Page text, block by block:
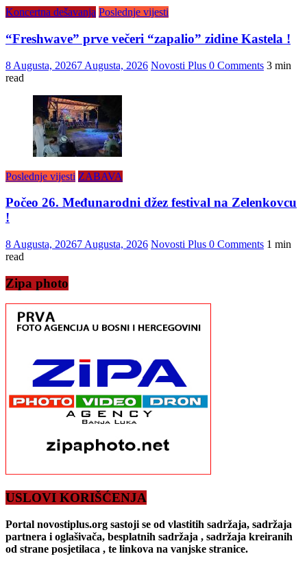
Koncertna dešavanja Poslednje vijesti
“Freshwave” prve večeri “zapalio” zidine Kastela !
8 Augusta, 20267 Augusta, 2026 Novosti Plus 0 Comments 3 min
read
Poslednje vijesti ZABAVA
Počeo 26. Međunarodni džez festival na Zelenkovcu
!
8 Augusta, 20267 Augusta, 2026 Novosti Plus 0 Comments 1 min
read
Zipa photo
USLOVI KORIŠĆENJA
Portal novostiplus.org sastoji se od vlastitih sadržaja, sadržaja
partnera i oglašivača, besplatnih sadržaja , sadržaja kreiranih
od strane posjetilaca , te linkova na vanjske stranice.